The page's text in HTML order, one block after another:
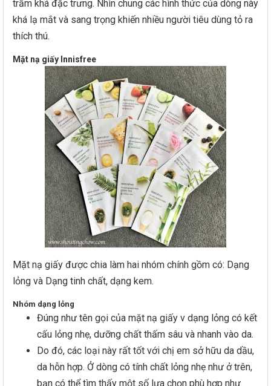
trầm khá đặc trưng. Nhìn chung các hình thức của dòng này
khá lạ mắt và sang trọng khiến nhiều người tiêu dùng tỏ ra
thích thú.
Mặt nạ giấy Innisfree
Mặt nạ giấy được chia làm hai nhóm chính gồm có: Dạng
lỏng và Dạng tinh chất, dạng kem.
Nhóm dạng lỏng
Đúng như tên gọi của mặt nạ giấy v dạng lỏng có kết
cấu lỏng nhẹ, dưỡng chất thấm sâu và nhanh vào da.
Do đó, các loại này rất tốt với chị em sở hữu da dầu,
da hỗn hợp. Ở dòng có tính chất lỏng nhẹ như ở trên,
bạn có thể tìm thấy một số lựa chọn phù hợp như